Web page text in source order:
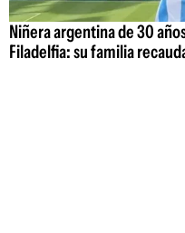
Niñera argentina de 30
Filadelfia: su familia